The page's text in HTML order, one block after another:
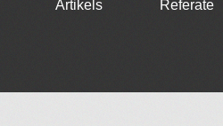
Artikels Referate